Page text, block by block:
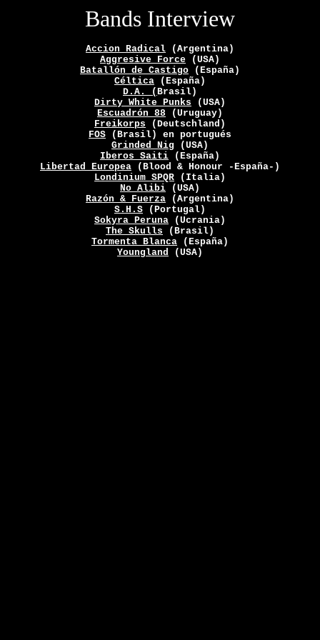
Bands Interview
Accion Radical (Argentina)
Aggresive Force (USA)
Batallón de Castigo (España)
Céltica (España)
D.A. ( Brasil)
Dirty White Punks (USA)
Escuadrón 88 (Uruguay)
Freikorps (Deutschland)
FOS (Brasil) en portugués
Grinded Nig (USA)
Iberos Saiti (España)
Libertad Europea (Blood & Honour -España-)
Londinium SPQR (Italia)
No Alibi (USA)
Razón & Fuerza (Argentina)
S.H.S (Portugal)
Sokyra Peruna (Ucrania)
The Skulls (Brasil)
Tormenta Blanca (España)
Youngland (USA)